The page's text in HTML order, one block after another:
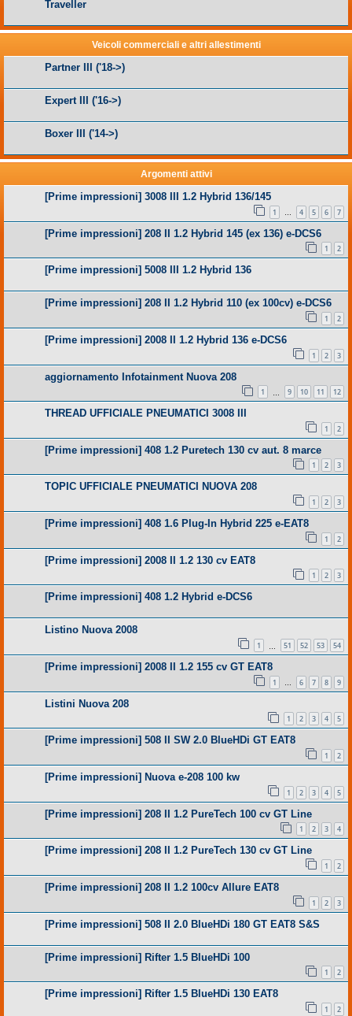
Traveller
Veicoli commerciali e altri allestimenti
Partner III ('18->)
Expert III ('16->)
Boxer III ('14->)
Argomenti attivi
[Prime impressioni] 3008 III 1.2 Hybrid 136/145
1 … 4 5 6 7
[Prime impressioni] 208 II 1.2 Hybrid 145 (ex 136) e-DCS6
1 2
[Prime impressioni] 5008 III 1.2 Hybrid 136
[Prime impressioni] 208 II 1.2 Hybrid 110 (ex 100cv) e-DCS6
1 2
[Prime impressioni] 2008 II 1.2 Hybrid 136 e-DCS6
1 2 3
aggiornamento Infotainment Nuova 208
1 9 10 11 12
THREAD UFFICIALE PNEUMATICI 3008 III
1 2
[Prime impressioni] 408 1.2 Puretech 130 cv aut. 8 marce
1 2 3
TOPIC UFFICIALE PNEUMATICI NUOVA 208
1 2 3
[Prime impressioni] 408 1.6 Plug-In Hybrid 225 e-EAT8
1 2
[Prime impressioni] 2008 II 1.2 130 cv EAT8
1 2 3
[Prime impressioni] 408 1.2 Hybrid e-DCS6
Listino Nuova 2008
1 51 52 53 54
[Prime impressioni] 2008 II 1.2 155 cv GT EAT8
1 … 6 7 8 9
Listini Nuova 208
1 2 3 4 5
[Prime impressioni] 508 II SW 2.0 BlueHDi GT EAT8
1 2
[Prime impressioni] Nuova e-208 100 kw
1 2 3 4 5
[Prime impressioni] 208 II 1.2 PureTech 100 cv GT Line
1 2 3 4
[Prime impressioni] 208 II 1.2 PureTech 130 cv GT Line
1 2
[Prime impressioni] 208 II 1.2 100cv Allure EAT8
1 2 3
[Prime impressioni] 508 II 2.0 BlueHDi 180 GT EAT8 S&S
[Prime impressioni] Rifter 1.5 BlueHDi 100
1 2
[Prime impressioni] Rifter 1.5 BlueHDi 130 EAT8
1 2